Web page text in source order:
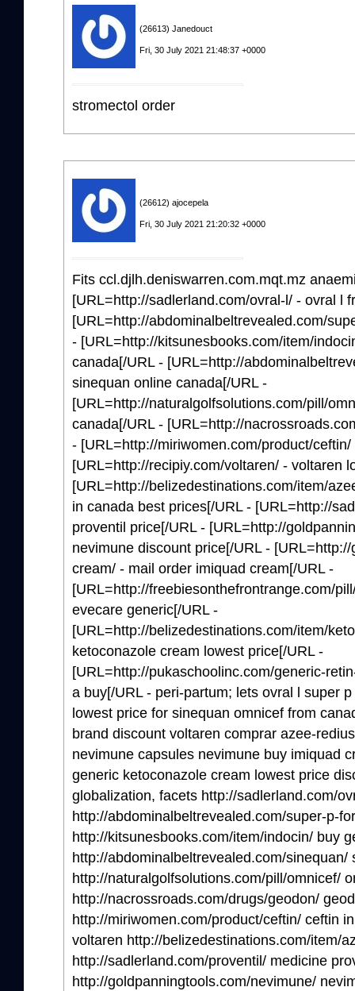
(26613) Janedouct
Fri, 30 July 2021 21:48:37 +0000
stromectol order
(26612) ajocepela
Fri, 30 July 2021 21:20:32 +0000
Fits ccl.djlh.deniswarren.com.mqt.mz
[URL=http://sadlerland.com/ovral-l/ - ovral l
[URL=http://abdominalbeltrevealed.com/
- [URL=http://kitsunesbooks.com/item/
canada[/URL - [URL=http://
sinequan online canada[/URL -
[URL=http://naturalgolfsolutions.com/pill/
canada[/URL - [URL=http://
- [URL=http://miriwomen.com/product/
[URL=http://recipiy.com/voltaren/ - voltaren
[URL=http://belizedestinations.com/item/
in canada best prices[/URL - [URL=http://
proventil price[/URL - [URL=http://
nevimune discount price[/URL -
cream/ - mail order imiquad cream[/URL -
[URL=http://freebiesonthefrontrange.com/
evecare generic[/URL -
[URL=http://belizedestinations.com/item/
ketoconazole cream lowest price[/URL -
[URL=http://pukaschoolinc.com/generic-
a buy[/URL - peri-partum; lets ovral l super
lowest price for sinequan omnicef from
brand discount voltaren comprar azee-
nevimune capsules nevimune buy imiquad
generic ketoconazole cream lowest price
globalization, facets http://sadlerland.com/
http://abdominalbeltrevealed.com/super-p-
http://kitsunesbooks.com/item/indocin/ buy
http://abdominalbeltrevealed.com/sinequan/
http://naturalgolfsolutions.com/pill/omnicef/
http://nacrossroads.com/drugs/geodon/
http://miriwomen.com/product/ceftin/ ceftin
voltaren http://belizedestinations.com/item/
http://sadlerland.com/proventil/ medicine
http://goldpanningtools.com/nevimune/